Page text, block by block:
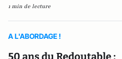
1 min de lecture
A L'ABORDAGE !
50 ans du Redoutable :